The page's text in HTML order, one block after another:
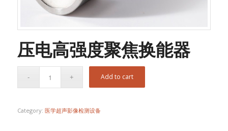
压电高强度聚焦换能器
Add to cart
Category: 医学超声影像检测设备